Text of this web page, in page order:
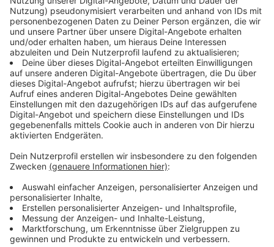
der Technischen Universität in Aachen promoviert. Und
der Klimawandel ist in seinem Beruf längst
angekommen. Spätestens seit dem katastrophalen
Hochwasser im Juni 2021, bei dem 49 Menschen allein
hier in Nordrhein-Westfalen ihr Leben verloren haben,
ist vielen bewusst geworden, welche Gefahren ein
lang anhaltender Regen oder ein Starkregen mit sich
bringen kann.
Weiterlesen, Beitrag hören und Video sehen
Anzeige
Der Arzt
Anzeige